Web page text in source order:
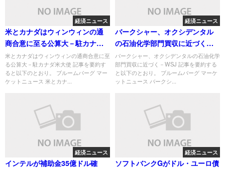
経済ニュース
米とカナダはウィンウィンの通
商合意に至る公算大－駐カナダ
米大使
米とカナダはウィンウィンの通商合意に至
る公算大－駐カナダ米大使 記事を要約す
ると以下のとおり。 ブルームバーグ マー
ケットニュース 米とカナ...
経済ニュース
バークシャー、オクシデンタル
の石油化学部門買収に近づく－
WSJ
バークシャー、オクシデンタルの石油化学
部門買収に近づく－WSJ 記事を要約する
と以下のとおり。 ブルームバーグ マーケ
ットニュース バークシ...
経済ニュース
インテルが補助金35億ドル確
経済ニュース
ソフトバンクGがドル・ユーロ債